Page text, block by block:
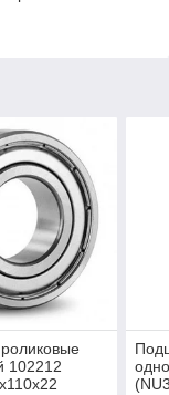
102212